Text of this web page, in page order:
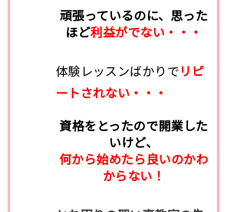
頑張っているのに、思った
ほど利益がでない・・・
体験レッスンばかりで リピ
ートされない・・・
資格をとったので開業した
いけど、
何から始めたら良いのかわ
からない！